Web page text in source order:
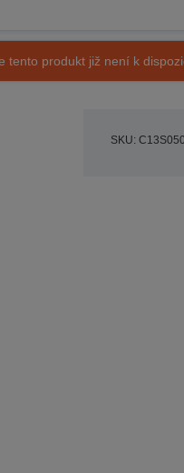
produkt již není k
SKU: